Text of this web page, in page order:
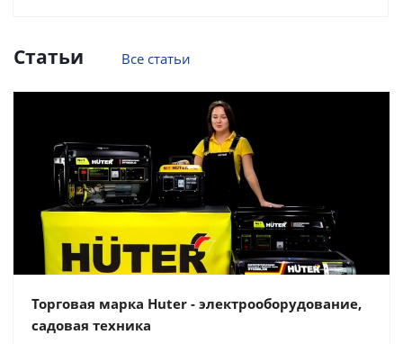
Статьи Все статьи
Торговая марка Huter - электрооборудование,
садовая техника